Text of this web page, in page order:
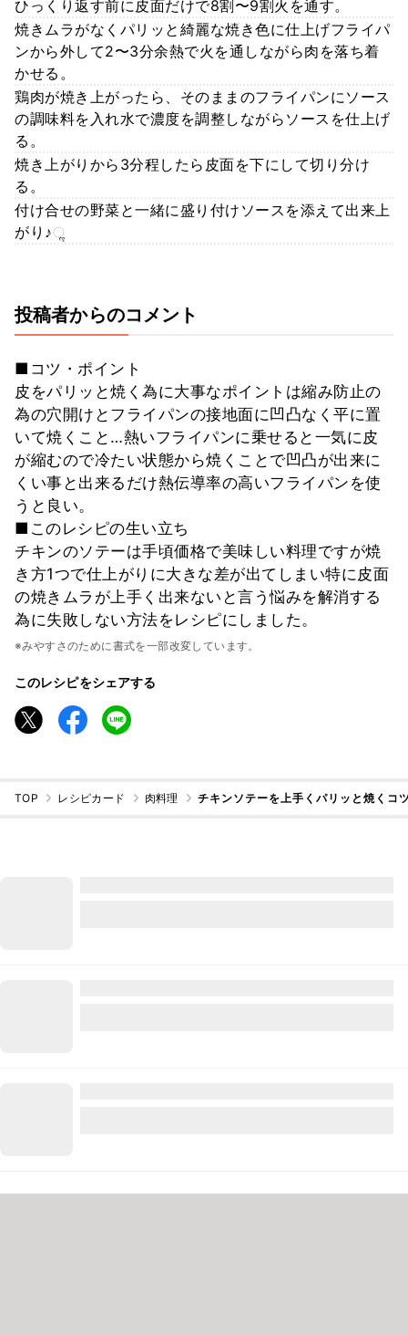
ひっくり返す前に皮面だけで8割〜9割火を通す。
焼きムラがなくパリッと綺麗な焼き色に仕上げフライパ
ンから外して2〜3分余熱で火を通しながら肉を落ち着
かせる。
鶏肉が焼き上がったら、そのままのフライパンにソース
の調味料を入れ水で濃度を調整しながらソースを仕上げ
る。
焼き上がりから3分程したら皮面を下にして切り分け
る。
付け合せの野菜と一緒に盛り付けソースを添えて出来上
がり♪ૢ
投稿者からのコメント
■コツ・ポイント
皮をパリッと焼く為に大事なポイントは縮み防止の
為の穴開けとフライパンの接地面に凹凸なく平に置
いて焼くこと…熱いフライパンに乗せると一気に皮
が縮むので冷たい状態から焼くことで凹凸が出来に
くい事と出来るだけ熱伝導率の高いフライパンを使
うと良い。
■このレシピの生い立ち
チキンのソテーは手頃価格で美味しい料理ですが焼
き方1つで仕上がりに大きな差が出てしまい特に皮面
の焼きムラが上手く出来ないと言う悩みを解消する
為に失敗しない方法をレシピにしました。
※みやすさのために書式を一部改変しています。
このレシピをシェアする
TOP レシピカード 肉料理 チキンソテーを上手くパリッと焼く